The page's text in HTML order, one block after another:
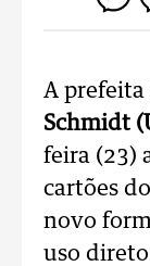
A prefeita
Schmidt
feira (23)
cartões do
novo
uso